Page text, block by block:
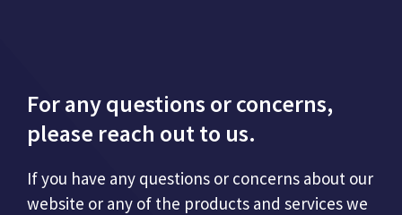
For any questions or concerns,
please reach out to us.
If you have any questions or concerns about our
website or any of the products and services we